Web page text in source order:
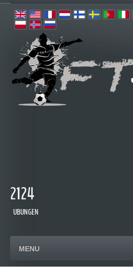
2124
UBUNGEN
MENU